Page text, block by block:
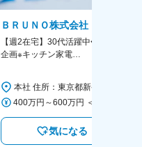
ＢＲＵＮＯ株式会社
【週2在宅】30代活躍中◆商品
企画※キッチン家電
気になる